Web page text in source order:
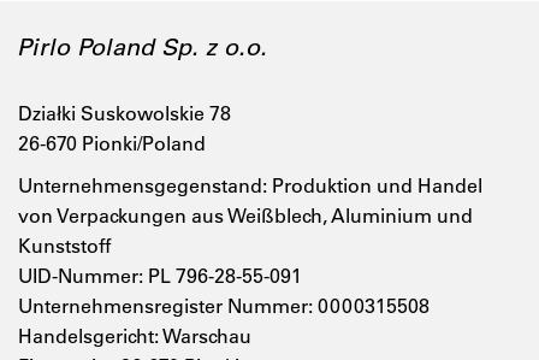
Pirlo Poland Sp. z o.o.
Działki Suskowolskie 78
26-670 Pionki/Poland
Unternehmensgegenstand: Produktion und Handel
von Verpackungen aus Weißblech, Aluminium und
Kunststoff
UID-Nummer: PL 796-28-55-091
Unternehmensregister Nummer: 0000315508
Handelsgericht: Warschau